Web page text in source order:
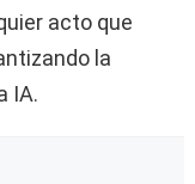
acto que
la
IA.